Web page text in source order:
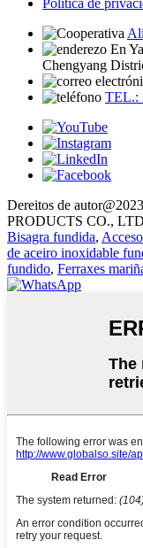
En
Chengyang
TEL.:
Dereitos de
PRODUCTS CO.,
Bisagra fundida,
de aceiro inoxidable
fundido, Ferraxes